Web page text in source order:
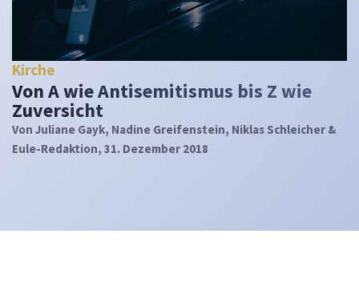
Kirche
Von A wie Antisemitismus bis Z wie
Zuversicht
Von Juliane Gayk, Nadine Greifenstein, Niklas Schleicher &
Eule-Redaktion, 31. Dezember 2018